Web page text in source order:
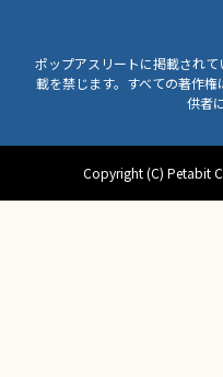
ポップアスリートに掲載され
載を禁じます。すべての著作
供者
Copyright (C) Petabit